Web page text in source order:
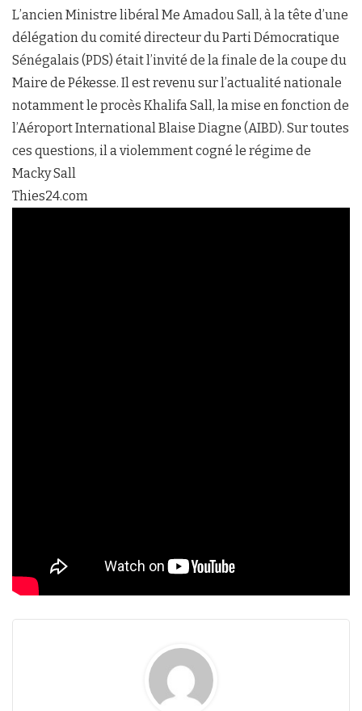
L’ancien Ministre libéral Me Amadou Sall, à la tête d’une
délégation du comité directeur du Parti Démocratique
Sénégalais (PDS) était l’invité de la finale de la coupe du
Maire de Pékesse. Il est revenu sur l’actualité nationale
notamment le procès Khalifa Sall, la mise en fonction de
l’Aéroport International Blaise Diagne (AIBD). Sur toutes
ces questions, il a violemment cogné le régime de
Macky Sall
Thies24.com